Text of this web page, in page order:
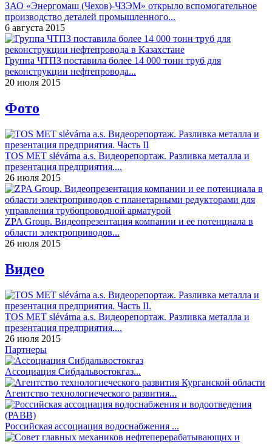
ЗАО «Энергомаш (Чехов)-ЧЗЭМ» открыло вспомогательное
производство деталей промышленного...
6 августа 2015
Группа ЧТПЗ поставила более 14 000 тонн труб для
реконструкции нефтепровода...
20 июля 2015
Фото
TOS MET slévárna a.s. Видеорепортаж. Разливка металла и
презентация предприятия....
26 июля 2015
ZPA Group. Видеопрезентация компании и ее потенциала в
области электроприводов...
26 июля 2015
Видео
TOS MET slévárna a.s. Видеорепортаж. Разливка металла и
презентация предприятия....
26 июля 2015
Партнеры
Ассоциация Сибдальвостокгаз...
Агентство технологиеческого развития...
Российская ассоциация водоснабжения ...